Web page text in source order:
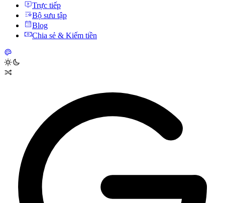
Trực tiếp
Bộ sưu tập
Blog
Chia sẻ & Kiếm tiền